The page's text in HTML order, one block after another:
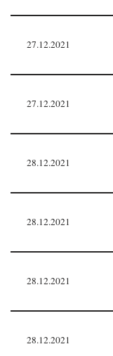
27.12.2021
27.12.2021
28.12.2021
28.12.2021
28.12.2021
28.12.2021